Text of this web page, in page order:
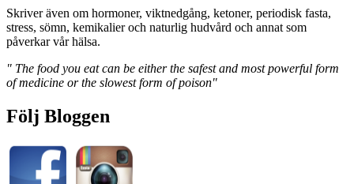
Skriver även om hormoner, viktnedgång, ketoner, periodisk fasta,
stress, sömn, kemikalier och naturlig hudvård och annat som
påverkar vår hälsa.
" The food you eat can be either the safest and most powerful form
of medicine or the slowest form of poison"
Följ Bloggen